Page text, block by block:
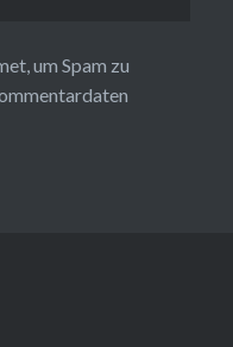
um Spam zu